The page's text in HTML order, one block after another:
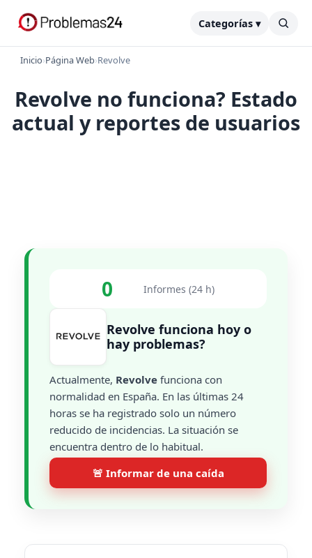
Categorías ▾
Inicio›Página Web›Revolve
Revolve no funciona? Estado
actual y reportes de usuarios
0 Informes (24 h)
Revolve funciona hoy o
hay problemas?
Actualmente, Revolve funciona con
normalidad en España. En las últimas 24
horas se ha registrado solo un número
reducido de incidencias. La situación se
encuentra dentro de lo habitual.
🚨 Informar de una caída